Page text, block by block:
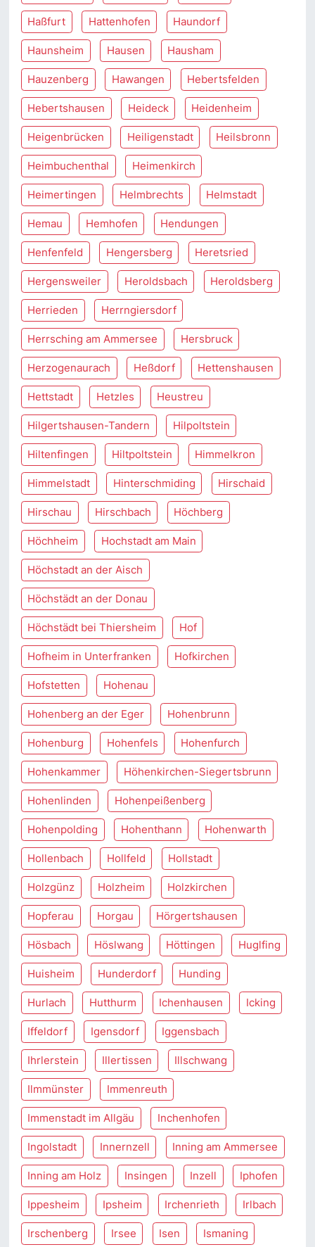
Haßfurt Hattenhofen Haundorf
Haunsheim Hausen Hausham
Hauzenberg Hawangen Hebertsfelden
Hebertshausen Heideck Heidenheim
Heigenbrücken Heiligenstadt Heilsbronn
Heimbuchenthal Heimenkirch
Heimertingen Helmbrechts Helmstadt
Hemau Hemhofen Hendungen
Henfenfeld Hengersberg Heretsried
Hergensweiler Heroldsbach Heroldsberg
Herrieden Herrngiersdorf
Herrsching am Ammersee Hersbruck
Herzogenaurach Heßdorf Hettenshausen
Hettstadt Hetzles Heustreu
Hilgertshausen-Tandern Hilpoltstein
Hiltenfingen Hiltpoltstein Himmelkron
Himmelstadt Hinterschmiding Hirschaid
Hirschau Hirschbach Höchberg
Höchheim Hochstadt am Main
Höchstadt an der Aisch
Höchstädt an der Donau
Höchstädt bei Thiersheim Hof
Hofheim in Unterfranken Hofkirchen
Hofstetten Hohenau
Hohenberg an der Eger Hohenbrunn
Hohenburg Hohenfels Hohenfurch
Hohenkammer Höhenkirchen-Siegertsbrunn
Hohenlinden Hohenpeißenberg
Hohenpolding Hohenthann Hohenwarth
Hollenbach Hollfeld Hollstadt
Holzgünz Holzheim Holzkirchen
Hopferau Horgau Hörgertshausen
Hösbach Höslwang Höttingen Huglfing
Huisheim Hunderdorf Hunding
Hurlach Hutthurm Ichenhausen Icking
Iffeldorf Igensdorf Iggensbach
Ihrlerstein Illertissen Illschwang
Ilmmünster Immenreuth
Immenstadt im Allgäu Inchenhofen
Ingolstadt Innernzell Inning am Ammersee
Inning am Holz Insingen Inzell Iphofen
Ippesheim Ipsheim Irchenrieth Irlbach
Irschenberg Irsee Isen Ismaning